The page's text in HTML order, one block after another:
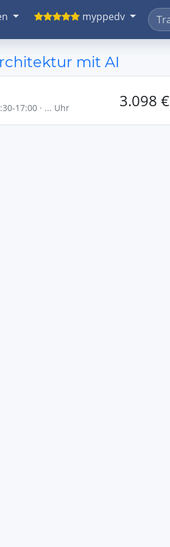
myppedv
mit AI
17:00 · ... Uhr 3.098 €